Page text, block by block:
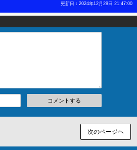
更新日：2024年12月29日 21:47:00
コメントする
次のページヘ